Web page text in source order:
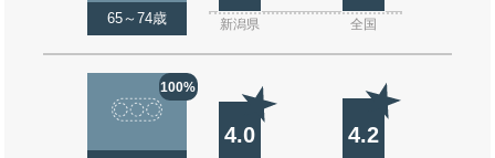
65～74歳 新潟県 全国
100%
4.0 4.2